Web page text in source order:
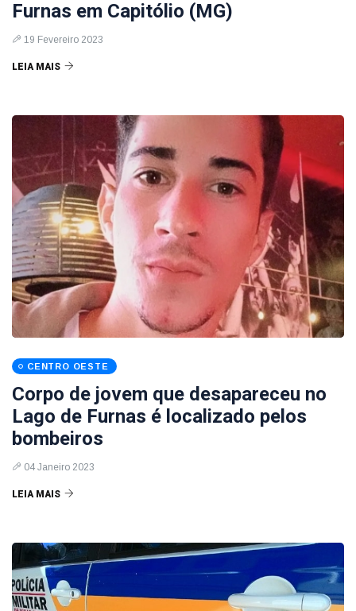
Furnas em Capitólio (MG)
19 Fevereiro 2023
LEIA MAIS
CENTRO OESTE
Corpo de jovem que desapareceu no
Lago de Furnas é localizado pelos
bombeiros
04 Janeiro 2023
LEIA MAIS